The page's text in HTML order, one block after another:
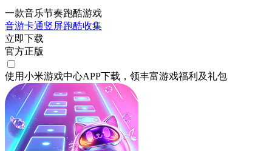
一款音乐节奏跑酷游戏
音游卡通竖屏跑酷收集
立即下载
官方正版
使用小米游戏中心APP下载 ，领丰富游戏福利 及礼包